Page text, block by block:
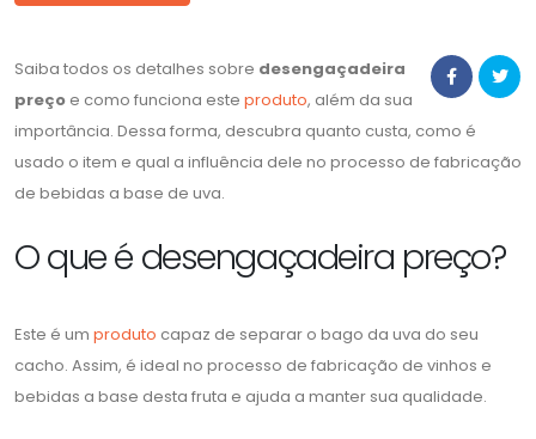
Saiba todos os detalhes sobre desengaçadeira
preço e como funciona este produto, além da sua
importância. Dessa forma, descubra quanto custa, como é
usado o item e qual a influência dele no processo de fabricação
de bebidas a base de uva.
O que é desengaçadeira preço?
Este é um produto capaz de separar o bago da uva do seu
cacho. Assim, é ideal no processo de fabricação de vinhos e
bebidas a base desta fruta e ajuda a manter sua qualidade.